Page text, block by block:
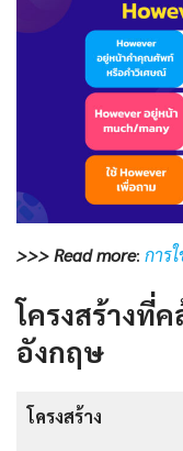
>>> Read more: การ
โครงสร้างที่
อังกฤษ
โครงสร้าง